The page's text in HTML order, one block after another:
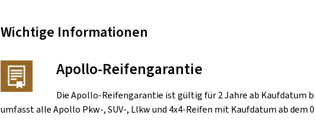
Wichtige Informationen
Apollo-Reifengarantie
Die Apollo-Reifengarantie ist gültig für 2 Jahre ab Kaufdatum
umfasst alle Apollo Pkw-, SUV-, Llkw und 4x4-Reifen mit Kaufdatum ab dem